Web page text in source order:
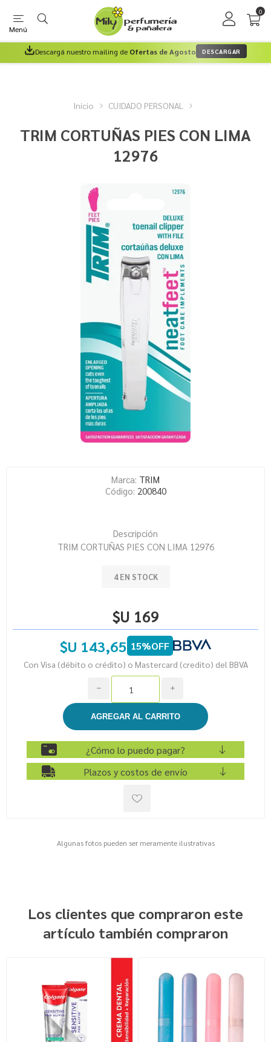
Menú
0
Descargá nuestro mailing de Ofertas de Agosto DESCARGAR
Inicio CUIDADO PERSONAL
TRIM CORTUÑAS PIES CON LIMA
12976
Marca: TRIM
Código: 200840
Descripción
TRIM CORTUÑAS PIES CON LIMA 12976
4 EN STOCK
$U 169
$U 143,65 15%OFF
Con Visa (débito o crédito) o Mastercard (credito) del BBVA
i
h
¿Cómo lo puedo pagar?
Plazos y costos de envío
Algunas fotos pueden ser meramente ilustrativas
Los clientes que compraron este
artículo también compraron